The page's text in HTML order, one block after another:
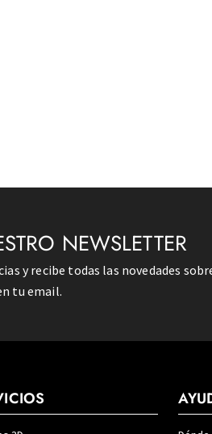
NEWSLETTER
y recibe todas las novedades
tu email.